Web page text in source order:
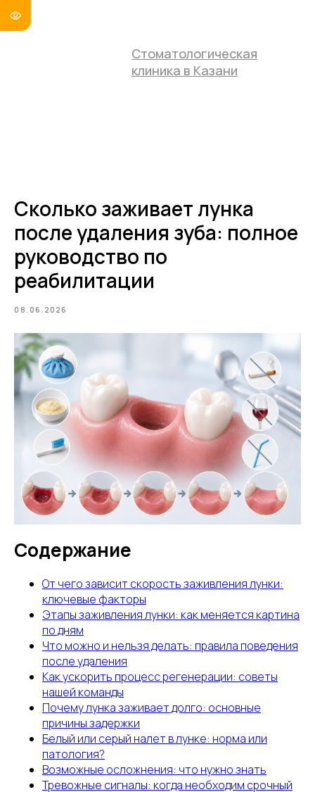
Стоматологическая
клиника в Казани
Сколько заживает лунка
после удаления зуба: полное
руководство по
реабилитации
08.06.2026
Содержание
От чего зависит скорость заживления лунки:
ключевые факторы
Этапы заживления лунки: как меняется картина
по дням
Что можно и нельзя делать: правила поведения
после удаления
Как ускорить процесс регенерации: советы
нашей команды
Почему лунка заживает долго: основные
причины задержки
Белый или серый налет в лунке: норма или
патология?
Возможные осложнения: что нужно знать
Тревожные сигналы: когда необходим срочный